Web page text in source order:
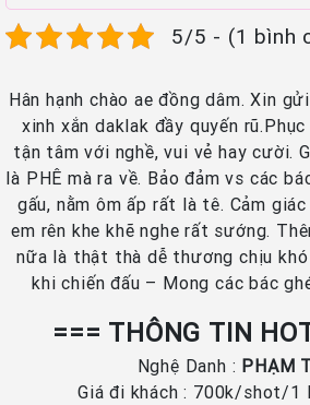
5/5 - (1 bình
Hân hạnh chào ae đồng dâm. Xin
xinh xắn daklak đầy quyến
tận tâm với nghề, vui vẻ hay cười.
là PHÊ mà ra về. Bảo đảm vs các
gấu, nằm ôm ấp rất là tê. Cảm
em rên khe khẽ nghe rất sướng.
nữa là thật thà dễ thương chịu
khi chiến đấu – Mong các bác
=== THÔNG TIN
Nghệ Danh : PHẠM
Giá đi khách : 700k/shot/1